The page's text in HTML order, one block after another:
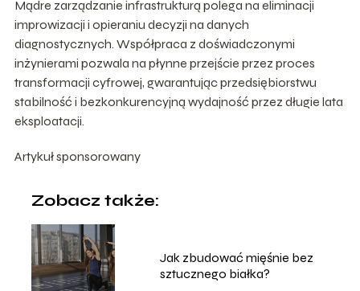
Mądre zarządzanie infrastrukturą polega na eliminacji
improwizacji i opieraniu decyzji na danych
diagnostycznych. Współpraca z doświadczonymi
inżynierami pozwala na płynne przejście przez proces
transformacji cyfrowej, gwarantując przedsiębiorstwu
stabilność i bezkonkurencyjną wydajność przez długie lata
eksploatacji.
Artykuł sponsorowany
Zobacz także:
Jak zbudować mięśnie bez
sztucznego białka?